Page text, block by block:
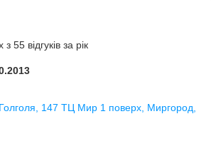
55 відгуків за рік
147 ТЦ Мир 1 поверх, Миргород,